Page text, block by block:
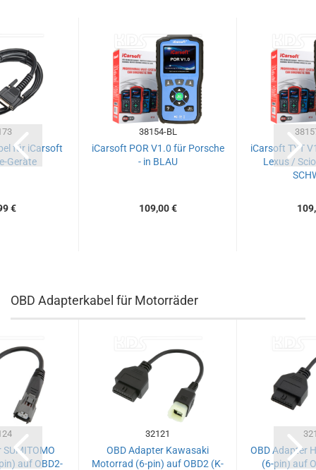
für iCarsoft
Geräte
€
38154-BL
iCarsoft POR V1.0 für Porsche
- in BLAU
109,00 €
iCarsoft TYT
Lexus /
OBD Adapterkabel für Motorräder
auf OBD2-
32121
OBD Adapter Kawasaki
Motorrad (6-pin) auf OBD2 (K-
OBD Adapter
(6-pin) auf